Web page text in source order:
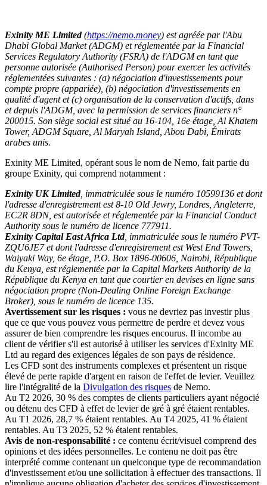
Exinity ME Limited(https://nemo.money) est agréée par l'Abu
Dhabi Global Market (ADGM) et réglementée par la Financial
Services Regulatory Authority (FSRA) de l'ADGM en tant que
personne autorisée (Authorised Person) pour exercer les activités
réglementées suivantes : (a) négociation d'investissements pour
compte propre (appariée), (b) négociation d'investissements en
qualité d'agent et (c) organisation de la conservation d'actifs, dans
et depuis l'ADGM, avec la permission de services financiers n°
200015. Son siège social est situé au 16-104, 16e étage, Al Khatem
Tower, ADGM Square, Al Maryah Island, Abou Dabi, Émirats
arabes unis.
Exinity ME Limited, opérant sous le nom de Nemo, fait partie du
groupe Exinity, qui comprend notamment :
Exinity UK Limited, immatriculée sous le numéro 10599136 et dont
l'adresse d'enregistrement est 8-10 Old Jewry, Londres, Angleterre,
EC2R 8DN, est autorisée et réglementée par la Financial Conduct
Authority sous le numéro de licence 777911.
Exinity Capital East Africa Ltd, immatriculée sous le numéro PVT-
ZQU6JE7 et dont l'adresse d'enregistrement est West End Towers,
Waiyaki Way, 6e étage, P.O. Box 1896-00606, Nairobi, République
du Kenya, est réglementée par la Capital Markets Authority de la
République du Kenya en tant que courtier en devises en ligne sans
négociation propre (Non-Dealing Online Foreign Exchange
Broker), sous le numéro de licence 135.
Avertissement sur les risques : vous ne devriez pas investir plus
que ce que vous pouvez vous permettre de perdre et devez vous
assurer de bien comprendre les risques encourus. Il incombe au
client de vérifier s'il est autorisé à utiliser les services d'Exinity ME
Ltd au regard des exigences légales de son pays de résidence.
Les CFD sont des instruments complexes et présentent un risque
élevé de perte rapide d'argent en raison de l'effet de levier. Veuillez
lire l'intégralité de la Divulgation des risques de Nemo.
Au T2 2026, 30 % des comptes de clients particuliers ayant négocié
ou détenu des CFD à effet de levier de gré à gré étaient rentables.
Au T1 2026, 28,7 % étaient rentables. Au T4 2025, 41 % étaient
rentables. Au T3 2025, 52 % étaient rentables.
Avis de non-responsabilité : ce contenu écrit/visuel comprend des
opinions et des idées personnelles. Le contenu ne doit pas être
interprété comme contenant un quelconque type de recommandation
d'investissement et/ou une sollicitation à effectuer des transactions. Il